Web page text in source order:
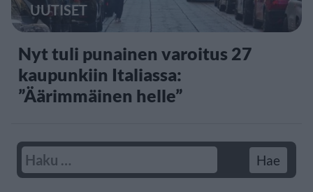
UUTISET
Nyt tuli punainen varoitus 27
kaupunkiin Italiassa:
”Äärimmäinen helle”